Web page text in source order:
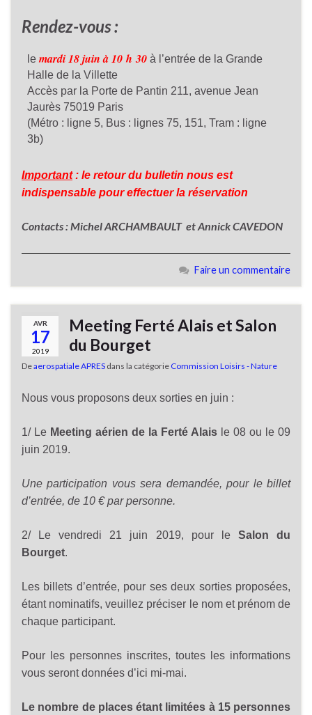
Rendez-vous :
le mardi 18 juin à 10 h 30 à l’entrée de la Grande
Halle de la Villette
Accès par la Porte de Pantin 211, avenue Jean
Jaurès 75019 Paris
(Métro : ligne 5, Bus : lignes 75, 151, Tram : ligne
3b)
Important: le retour du bulletin nous est
indispensable pour effectuer la réservation
Contacts : Michel ARCHAMBAULT et Annick CAVEDON
Faire un commentaire
AVR
17
2019
Meeting Ferté Alais et Salon
du Bourget
Deaerospatiale APRES dans la catégorie Commission Loisirs - Nature
Nous vous proposons deux sorties en juin :
1/ Le Meeting aérien de la Ferté Alais le 08 ou le 09
juin 2019.
Une participation vous sera demandée, pour le billet
d’entrée, de 10 € par personne.
2/ Le vendredi 21 juin 2019, pour le Salon du
Bourget.
Les billets d’entrée, pour ses deux sorties proposées,
étant nominatifs, veuillez préciser le nom et prénom de
chaque participant.
Pour les personnes inscrites, toutes les informations
vous seront données d’ici mi-mai.
Le nombre de places étant limitées à 15 personnes